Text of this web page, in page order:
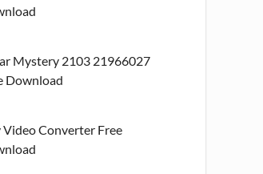
Mystery 2103 21966027
Download
Video Converter Free